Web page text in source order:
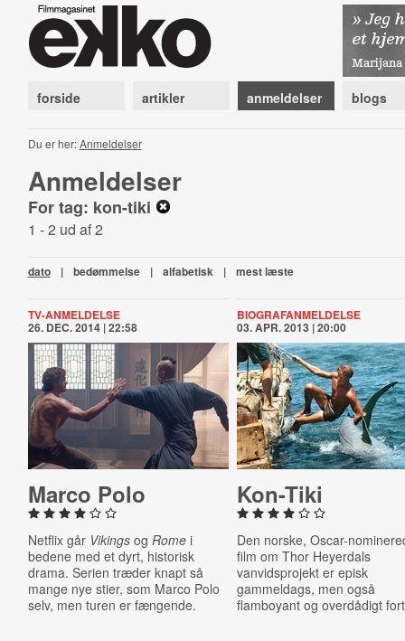
forside artikler anmeldelser blogs
Du er her:Anmeldelser
Anmeldelser
For tag: kon-tiki
1 - 2 ud af 2
dato | bedømmelse | alfabetisk | mest læste
TV-ANMELDELSE
26. DEC. 2014 | 22:58
Marco Polo
Netflix går Vikingsog Romei
bedene med et dyrt, historisk
drama. Serien træder knapt så
mange nye stier, som Marco Polo
selv, men turen er fængende.
BIOGRAFANMELDELSE
03. APR. 2013 | 20:00
Kon-Tiki
Den norske, Oscar-
film om Thor Heyerdals
vanvidsprojekt er episk
gammeldags, men også
flamboyant og overdådigt